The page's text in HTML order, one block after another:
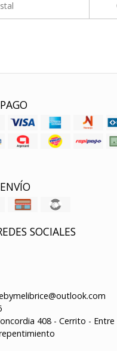
SOCIALES
408 - Cerrito - Entre